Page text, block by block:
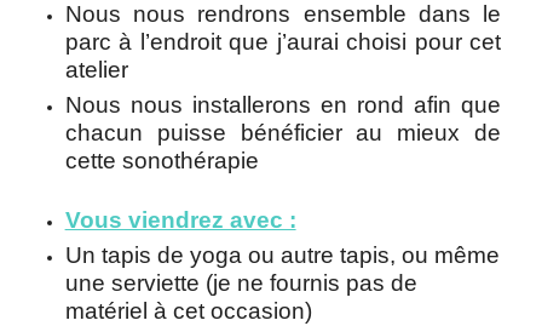
Nous nous rendrons ensemble dans le
parc à l’endroit que j’aurai choisi pour cet
atelier
Nous nous installerons en rond afin que
chacun puisse bénéficier au mieux de
cette sonothérapie
Vous viendrez avec :
Un tapis de yoga ou autre tapis, ou même
une serviette (je ne fournis pas de
matériel à cet occasion)